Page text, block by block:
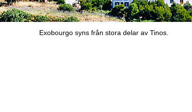
Exobourgo syns från stora delar av Tinos.